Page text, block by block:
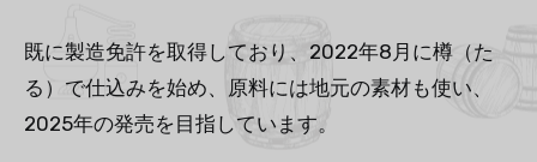
既に製造免許を取得しており、2022年8月に樽（た
る）で仕込みを始め、原料には地元の素材も使い、
2025年の発売を目指しています。